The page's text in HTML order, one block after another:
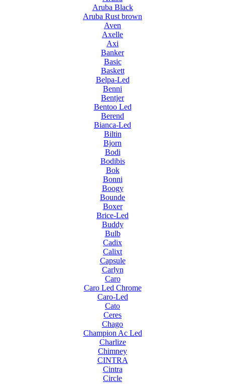
Aruba Black
Aruba Rust brown
Aven
Axelle
Axi
Banker
Basic
Baskett
Belpa-Led
Benni
Bentjer
Bentoo Led
Berend
Bianca-Led
Biltin
Bjorn
Bodi
Bodibis
Bok
Bonni
Boogy
Bounde
Boxer
Brice-Led
Buddy
Bulb
Cadix
Calixt
Capsule
Carlyn
Caro
Caro Led Chrome
Caro-Led
Cato
Ceres
Chago
Champion Ac Led
Charlize
Chimney
CINTRA
Cintra
Circle